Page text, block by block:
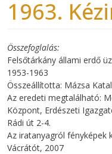
1963.
Összefoglalás
Felsőtárkány állami erdő
1953-1963
Összeállította: Mázsa
Az eredeti megtalálható:
Központ, Erdészeti
Rádi út 2-4.
Az iratanyagról fényképek
Vácrátót, 2007